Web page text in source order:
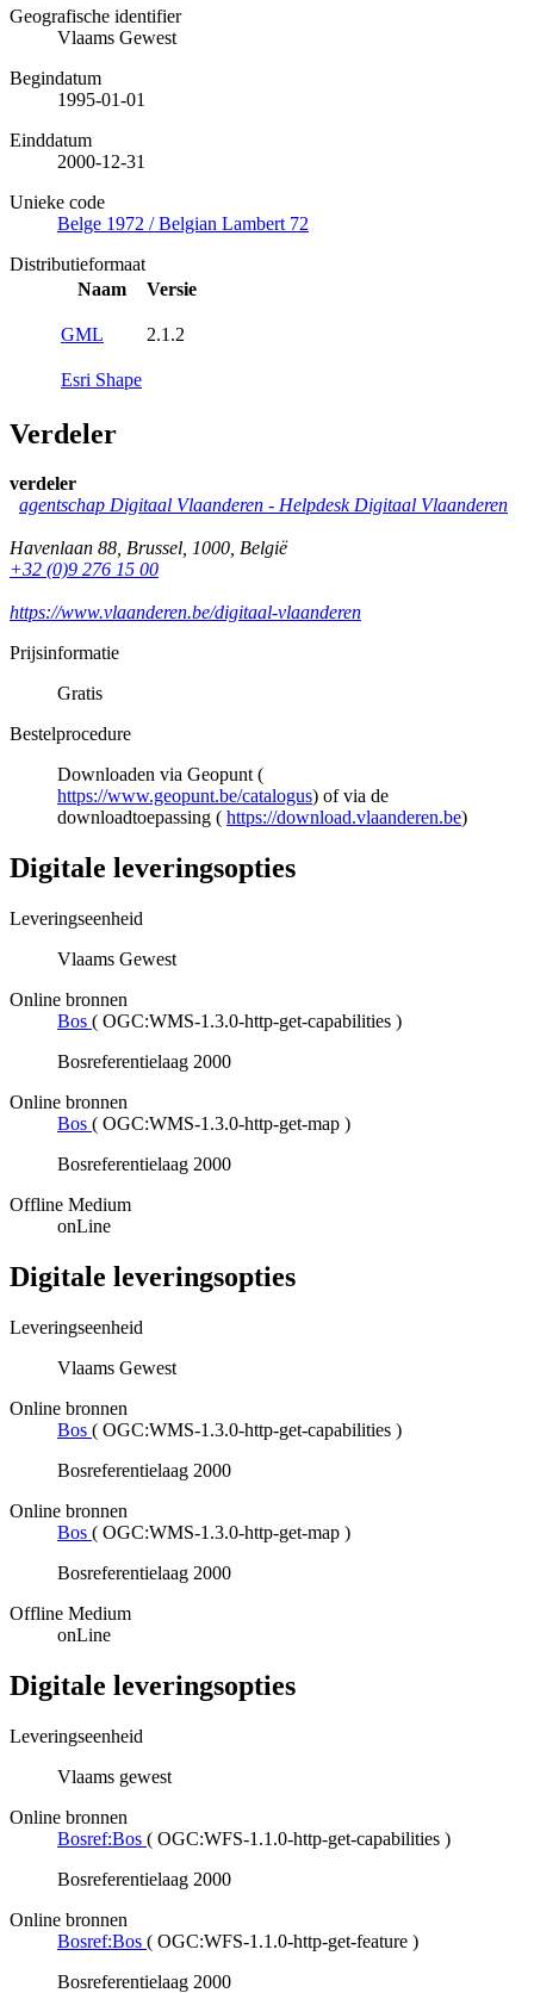
Geografische identifier
Vlaams Gewest
Begindatum
1995-01-01
Einddatum
2000-12-31
Unieke code
Belge 1972 / Belgian Lambert 72
Distributieformaat
Naam
Versie
GML 2.1.2
Esri Shape
Verdeler
verdeler
agentschap Digitaal Vlaanderen - Helpdesk Digitaal Vlaanderen
Havenlaan 88, Brussel, 1000, België
+32 (0)9 276 15 00
https://www.vlaanderen.be/digitaal-vlaanderen
Prijsinformatie
Gratis
Bestelprocedure
Downloaden via Geopunt (
https://www.geopunt.be/catalogus) of via de
downloadtoepassing ( https://download.vlaanderen.be)
Digitale leveringsopties
Leveringseenheid
Vlaams Gewest
Online bronnen
Bos ( OGC:WMS-1.3.0-http-get-capabilities )
Bosreferentielaag 2000
Online bronnen
Bos ( OGC:WMS-1.3.0-http-get-map )
Bosreferentielaag 2000
Offline Medium
onLine
Digitale leveringsopties
Leveringseenheid
Vlaams Gewest
Online bronnen
Bos ( OGC:WMS-1.3.0-http-get-capabilities )
Bosreferentielaag 2000
Online bronnen
Bos ( OGC:WMS-1.3.0-http-get-map )
Bosreferentielaag 2000
Offline Medium
onLine
Digitale leveringsopties
Leveringseenheid
Vlaams gewest
Online bronnen
Bosref:Bos ( OGC:WFS-1.1.0-http-get-capabilities )
Bosreferentielaag 2000
Online bronnen
Bosref:Bos ( OGC:WFS-1.1.0-http-get-feature )
Bosreferentielaag 2000